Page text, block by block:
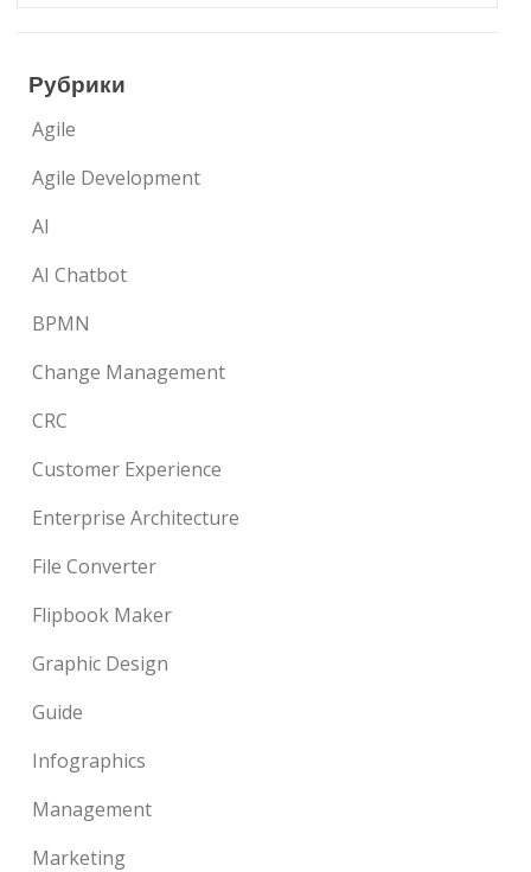
Рубрики
Agile
Agile Development
AI
AI Chatbot
BPMN
Change Management
CRC
Customer Experience
Enterprise Architecture
File Converter
Flipbook Maker
Graphic Design
Guide
Infographics
Management
Marketing